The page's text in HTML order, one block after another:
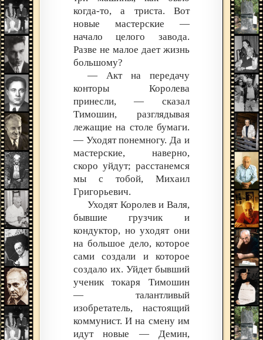
когда-то, а триста. Вот
новые мастерские —
начало целого завода.
Разве не малое дает жизнь
большому?
— Акт на передачу
конторы Королева
принесли, — сказал
Тимошин, разглядывая
лежащие на столе бумаги.
— Уходят понемногу. Да и
мастерские, наверно,
скоро уйдут; расстанемся
мы с тобой, Михаил
Григорьевич.
Уходят Королев и Валя,
бывшие грузчик и
кондуктор, но уходят они
на большое дело, которое
сами создали и которое
создало их. Уйдет бывший
ученик токаря Тимошин
— талантливый
изобретатель, настоящий
коммунист. И на смену им
идут новые — Демин,